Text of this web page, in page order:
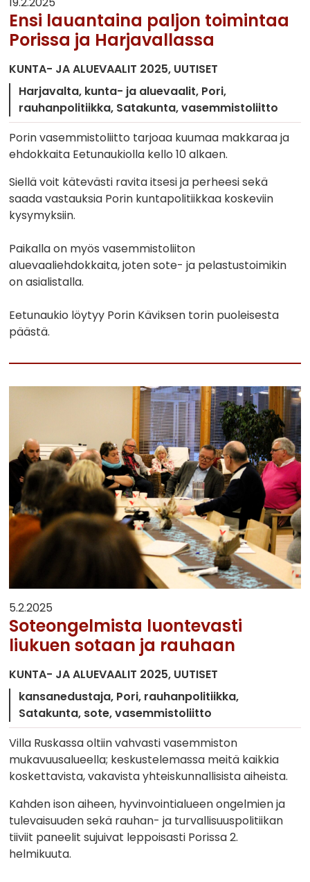
Ensi lauantaina paljon toimintaa
Porissa ja Harjavallassa
KUNTA- JA ALUEVAALIT 2025 UUTISET
Harjavalta kunta- ja aluevaalit Pori
rauhanpolitiikka Satakunta vasemmistoliitto
Porin vasemmistoliitto tarjoaa kuumaa makkaraa ja
ehdokkaita Eetunaukiolla kello 10 alkaen.
Siellä voit kätevästi ravita itsesi ja perheesi sekä
saada vastauksia Porin kuntapolitiikkaa koskeviin
kysymyksiin.
Paikalla on myös vasemmistoliiton
aluevaaliehdokkaita, joten sote- ja pelastustoimikin
on asialistalla.
Eetunaukio löytyy Porin Käviksen torin puoleisesta
päästä.
5.2.2025
Soteongelmista luontevasti
liukuen sotaan ja rauhaan
KUNTA- JA ALUEVAALIT 2025 UUTISET
kansanedustaja Pori rauhanpolitiikka
Satakunta sote vasemmistoliitto
Villa Ruskassa oltiin vahvasti vasemmiston
mukavuusalueella; keskustelemassa meitä kaikkia
koskettavista, vakavista yhteiskunnallisista aiheista.
Kahden ison aiheen, hyvinvointialueen ongelmien ja
tulevaisuuden sekä rauhan- ja turvallisuuspolitiikan
tiiviit paneelit sujuivat leppoisasti Porissa 2.
helmikuuta.